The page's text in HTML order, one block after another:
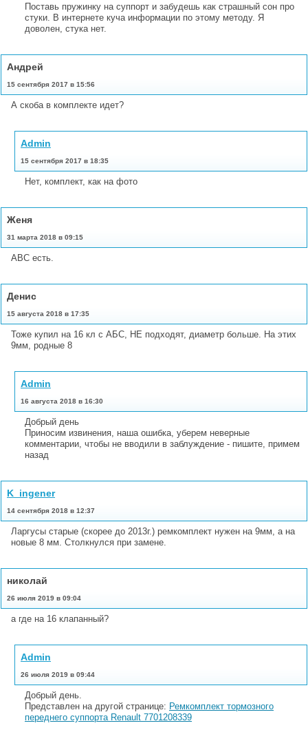
Поставь пружинку на суппорт и забудешь как страшный сон про
стуки. В интернете куча информации по этому методу. Я
доволен, стука нет.
Андрей
15 сентября 2017 в 15:56
А скоба в комплекте идет?
Admin
15 сентября 2017 в 18:35
Нет, комплект, как на фото
Женя
31 марта 2018 в 09:15
ABC есть.
Денис
15 августа 2018 в 17:35
Тоже купил на 16 кл с АБС, НЕ подходят, диаметр больше. На этих
9мм, родные 8
Admin
16 августа 2018 в 16:30
Добрый день
Приносим извинения, наша ошибка, уберем неверные
комментарии, чтобы не вводили в заблуждение - пишите, примем
назад
K_ingener
14 сентября 2018 в 12:37
Ларгусы старые (скорее до 2013г.) ремкомплект нужен на 9мм, а на
новые 8 мм. Столкнулся при замене.
николай
26 июля 2019 в 09:04
а где на 16 клапанный?
Admin
26 июля 2019 в 09:44
Добрый день.
Представлен на другой странице: Ремкомплект тормозного
переднего суппорта Renault 7701208339